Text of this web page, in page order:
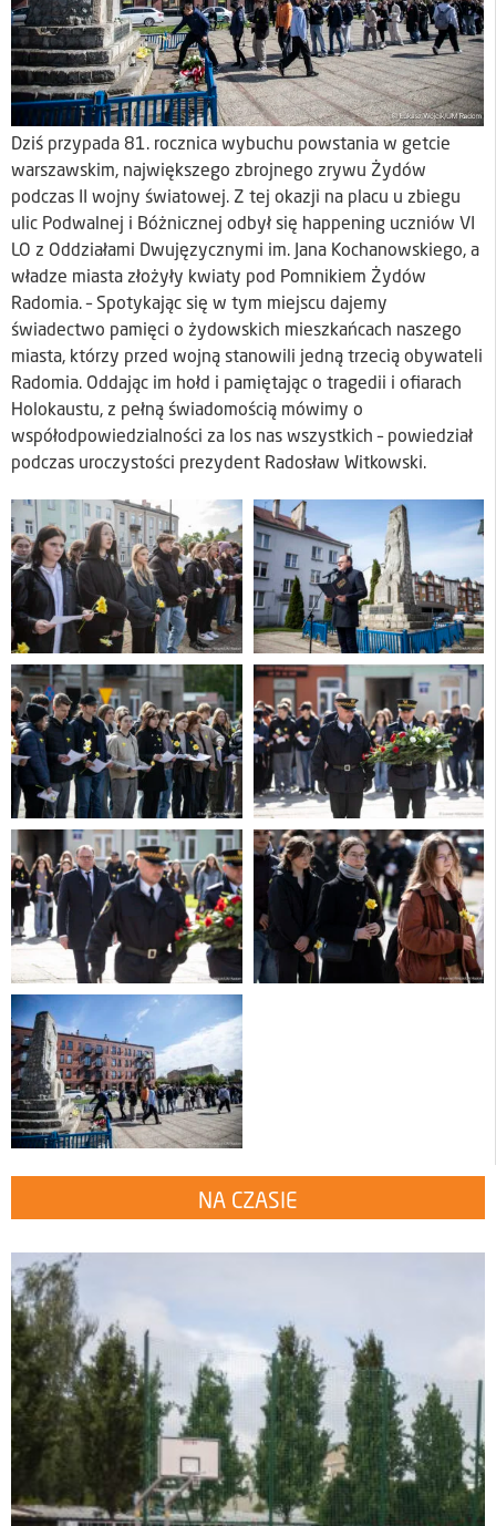
Dziś przypada 81. rocznica wybuchu powstania w getcie
warszawskim, największego zbrojnego zrywu Żydów
podczas II wojny światowej. Z tej okazji na placu u zbiegu
ulic Podwalnej i Bóżnicznej odbył się happening uczniów VI
LO z Oddziałami Dwujęzycznymi im. Jana Kochanowskiego, a
władze miasta złożyły kwiaty pod Pomnikiem Żydów
Radomia. – Spotykając się w tym miejscu dajemy
świadectwo pamięci o żydowskich mieszkańcach naszego
miasta, którzy przed wojną stanowili jedną trzecią obywateli
Radomia. Oddając im hołd i pamiętając o tragedii i ofiarach
Holokaustu, z pełną świadomością mówimy o
współodpowiedzialności za los nas wszystkich – powiedział
podczas uroczystości prezydent Radosław Witkowski.
NA CZASIE